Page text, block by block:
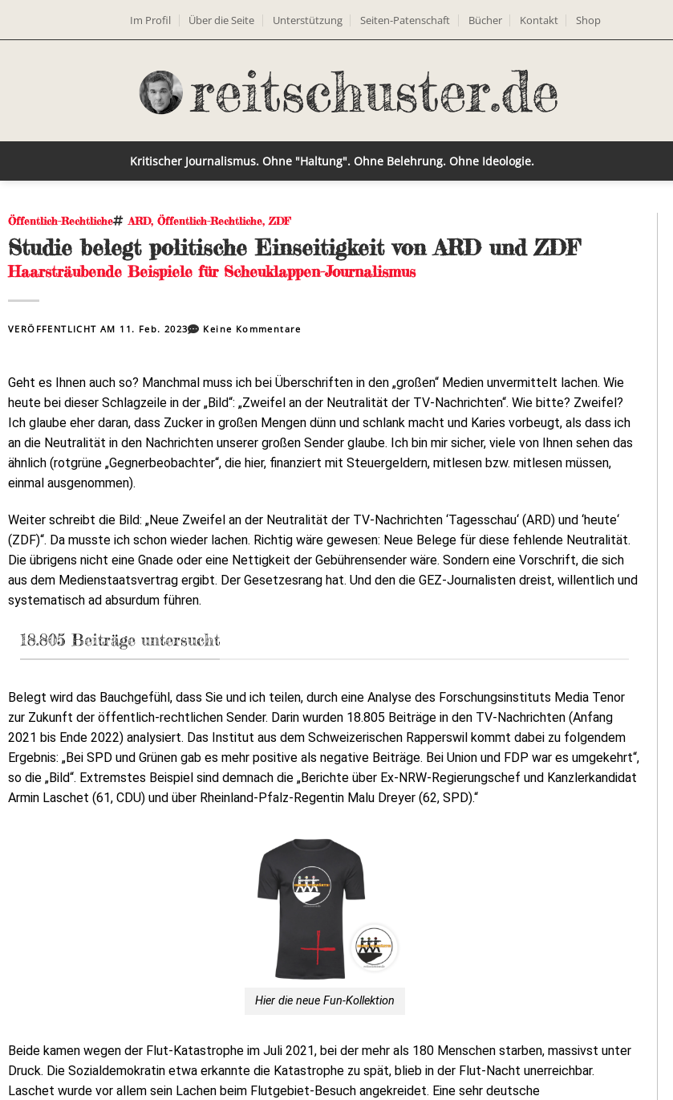
Im Profil Über die Seite Unterstützung Seiten-Patenschaft Bücher Kontakt Shop
Kritischer Journalismus. Ohne "Haltung". Ohne Belehrung. Ohne Ideologie.
Öffentlich-Rechtliche ARD, Öffentlich-Rechtliche, ZDF
Studie belegt politische Einseitigkeit von ARD und ZDF
Haarsträubende Beispiele für Scheuklappen-Journalismus
VERÖFFENTLICHT AM 11. Feb. 2023 Keine Kommentare
Geht es Ihnen auch so? Manchmal muss ich bei Überschriften in den „großen“ Medien unvermittelt lachen. Wie
heute bei dieser Schlagzeile in der „Bild“: „Zweifel an der Neutralität der TV-Nachrichten“. Wie bitte? Zweifel?
Ich glaube eher daran, dass Zucker in großen Mengen dünn und schlank macht und Karies vorbeugt, als dass ich
an die Neutralität in den Nachrichten unserer großen Sender glaube. Ich bin mir sicher, viele von Ihnen sehen das
ähnlich (rotgrüne „Gegnerbeobachter“, die hier, finanziert mit Steuergeldern, mitlesen bzw. mitlesen müssen,
einmal ausgenommen).
Weiter schreibt die Bild: „Neue Zweifel an der Neutralität der TV-Nachrichten ‘Tagesschau‘ (ARD) und ‘heute‘
(ZDF)“. Da musste ich schon wieder lachen. Richtig wäre gewesen: Neue Belege für diese fehlende Neutralität.
Die übrigens nicht eine Gnade oder eine Nettigkeit der Gebührensender wäre. Sondern eine Vorschrift, die sich
aus dem Medienstaatsvertrag ergibt. Der Gesetzesrang hat. Und den die GEZ-Journalisten dreist, willentlich und
systematisch ad absurdum führen.
18.805 Beiträge untersucht
Belegt wird das Bauchgefühl, dass Sie und ich teilen, durch eine Analyse des Forschungsinstituts Media Tenor
zur Zukunft der öffentlich-rechtlichen Sender. Darin wurden 18.805 Beiträge in den TV-Nachrichten (Anfang
2021 bis Ende 2022) analysiert. Das Institut aus dem Schweizerischen Rapperswil kommt dabei zu folgendem
Ergebnis: „Bei SPD und Grünen gab es mehr positive als negative Beiträge. Bei Union und FDP war es umgekehrt“,
so die „Bild“. Extremstes Beispiel sind demnach die „Berichte über Ex-NRW-Regierungschef und Kanzlerkandidat
Armin Laschet (61, CDU) und über Rheinland-Pfalz-Regentin Malu Dreyer (62, SPD).“
Hier die neue Fun-Kollektion
Beide kamen wegen der Flut-Katastrophe im Juli 2021, bei der mehr als 180 Menschen starben, massivst unter
Druck. Die Sozialdemokratin etwa erkannte die Katastrophe zu spät, blieb in der Flut-Nacht unerreichbar.
Laschet wurde vor allem sein Lachen beim Flutgebiet-Besuch angekreidet. Eine sehr deutsche